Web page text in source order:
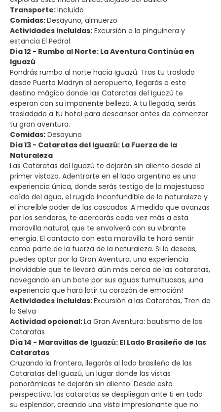
Transporte:Incluido
Comidas:Desayuno, almuerzo
Actividades incluidas: Excursión a la pingüinera y
estancia El Pedral
Día 12 - Rumbo al Norte: La Aventura Continúa en
Iguazú
Pondrás rumbo al norte hacia Iguazú. Tras tu traslado
desde Puerto Madryn al aeropuerto, llegarás a este
destino mágico donde las Cataratas del Iguazú te
esperan con su imponente belleza. A tu llegada, serás
trasladado a tu hotel para descansar antes de comenzar
tu gran aventura.
Comidas: Desayuno
Día 13 - Cataratas del Iguazú: La Fuerza de la
Naturaleza
Las Cataratas del Iguazú te dejarán sin aliento desde el
primer vistazo. Adentrarte en el lado argentino es una
experiencia única, donde serás testigo de la majestuosa
caída del agua, el rugido inconfundible de la naturaleza y
el increíble poder de las cascadas. A medida que avanzas
por los senderos, te acercarás cada vez más a esta
maravilla natural, que te envolverá con su vibrante
energía. El contacto con esta maravilla te hará sentir
como parte de la fuerza de la naturaleza. Si lo deseas,
puedes optar por la Gran Aventura, una experiencia
inolvidable que te llevará aún más cerca de las cataratas,
navegando en un bote por sus aguas tumultuosas, ¡una
experiencia que hará latir tu corazón de emoción!
Actividades incluidas:Excursión a las Cataratas, Tren de
la Selva
Actividad opcional:La Gran Aventura: bautismo de las
Cataratas
Día 14 - Maravillas de Iguazú: El Lado Brasileño de las
Cataratas
Cruzando la frontera, llegarás al lado brasileño de las
Cataratas del Iguazú, un lugar donde las vistas
panorámicas te dejarán sin aliento. Desde esta
perspectiva, las cataratas se despliegan ante ti en todo
su esplendor, creando una vista impresionante que no